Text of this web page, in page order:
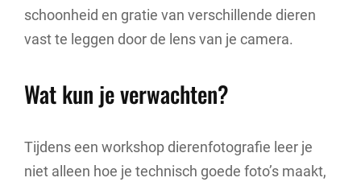
schoonheid en gratie van verschillende dieren
vast te leggen door de lens van je camera.
Wat kun je verwachten?
Tijdens een workshop dierenfotografie leer je
niet alleen hoe je technisch goede foto’s maakt,